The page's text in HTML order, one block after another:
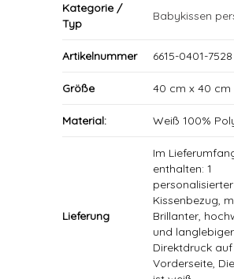
Kategorie /
Typ
Babykissen
Artikelnummer 6615-0401-7528
Größe 40 cm x 40 cm
Material: Weiß 100%
Lieferung
Im
enthalten: 1
personalisierter
Kissenbezug,
Brillanter,
und langlebiger
Direktdruck
Vorderseite,